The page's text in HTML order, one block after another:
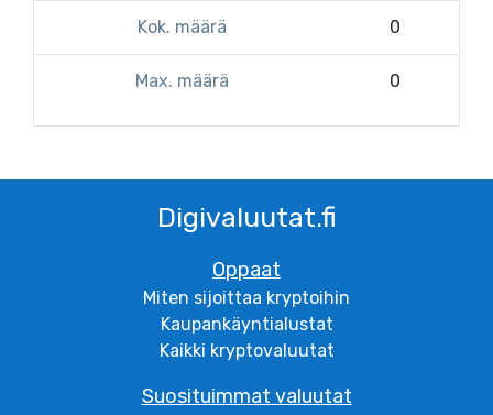
Kok. määrä 0
Max. määrä 0
Digivaluutat.fi
Oppaat
Miten sijoittaa kryptoihin
Kaupankäyntialustat
Kaikki kryptovaluutat
Suosituimmat valuutat